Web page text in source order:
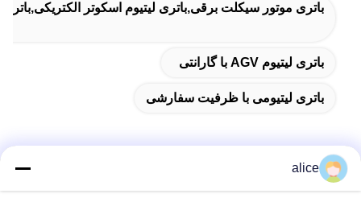
باتری موتور سیکلت برقی,باتری لیتیوم اسکوتر
باتری لیتیوم AGV با گارانتی
باتری لیتیومی با ظرفیت سفارشی
alice